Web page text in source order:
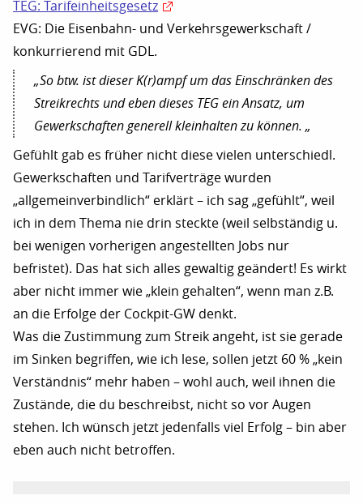
TEG: Tarifeinheitsgesetz
EVG: Die Eisenbahn- und Verkehrsgewerkschaft /
konkurrierend mit GDL.
„So btw. ist dieser K(r)ampf um das Einschränken des
Streikrechts und eben dieses TEG ein Ansatz, um
Gewerkschaften generell kleinhalten zu können. „
Gefühlt gab es früher nicht diese vielen unterschiedl.
Gewerkschaften und Tarifverträge wurden
„allgemeinverbindlich“ erklärt – ich sag „gefühlt“, weil
ich in dem Thema nie drin steckte (weil selbständig u.
bei wenigen vorherigen angestellten Jobs nur
befristet). Das hat sich alles gewaltig geändert! Es wirkt
aber nicht immer wie „klein gehalten“, wenn man z.B.
an die Erfolge der Cockpit-GW denkt.
Was die Zustimmung zum Streik angeht, ist sie gerade
im Sinken begriffen, wie ich lese, sollen jetzt 60 % „kein
Verständnis“ mehr haben – wohl auch, weil ihnen die
Zustände, die du beschreibst, nicht so vor Augen
stehen. Ich wünsch jetzt jedenfalls viel Erfolg – bin aber
eben auch nicht betroffen.